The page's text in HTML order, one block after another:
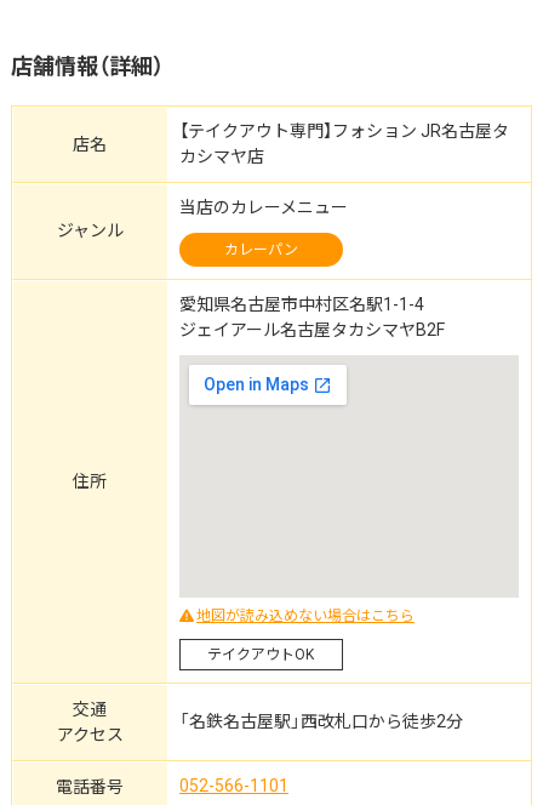
店舗情報（詳細）
店名
【テイクアウト専門】フォション JR名古屋タ
カシマヤ店
ジャンル
当店のカレーメニュー
カレーパン
住所
愛知県名古屋市中村区名駅1-1-4
ジェイアール名古屋タカシマヤB2F
地図が読み込めない場合はこちら
テイクアウトOK
交通
アクセス
「名鉄名古屋駅」西改札口から徒歩2分
電話番号 052-566-1101